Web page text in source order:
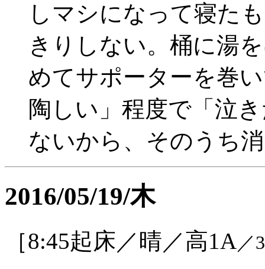
しマシになって寝た
きりしない。桶に湯
めてサポーターを巻
陶しい」程度で「泣
ないから、そのうち
2016/05/19/木
［8:45起床／晴／高1A／